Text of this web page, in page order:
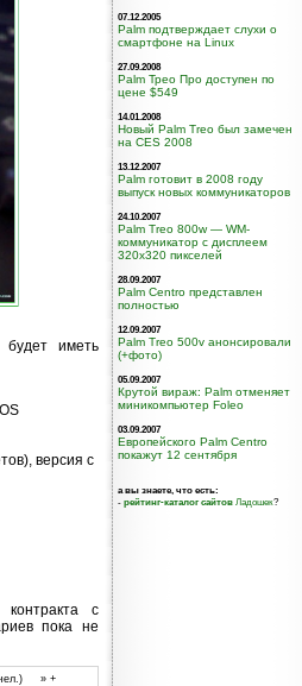
будет иметь
версия с
с
пока не
» +
07.12.2005
Palm подтверждает слухи о
смартфоне на Linux
27.09.2008
Palm Трео Про доступен по
цене $549
14.01.2008
Новый Palm Treo был замечен
на CES 2008
13.12.2007
Palm готовит в 2008 году
выпуск новых коммуникаторов
24.10.2007
Palm Treo 800w — WM-
коммуникатор с дисплеем
320х320 пикселей
28.09.2007
Palm Centro представлен
полностью
12.09.2007
Palm Treo 500v анонсировали
(+фото)
05.09.2007
Крутой вираж: Palm отменяет
миникомпьютер Foleo
03.09.2007
Европейского Palm Centro
покажут 12 сентября
а вы знаете, что есть:
- рейтинг-каталог сайтов Ладошек?